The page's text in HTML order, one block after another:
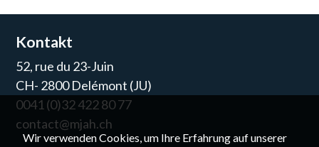
Kontakt
52, rue du 23-Juin
CH- 2800 Delémont (JU)
0041 (0)32 422 80 77
contact@mjah.ch
Wir verwenden Cookies, um Ihre Erfahrung auf unserer